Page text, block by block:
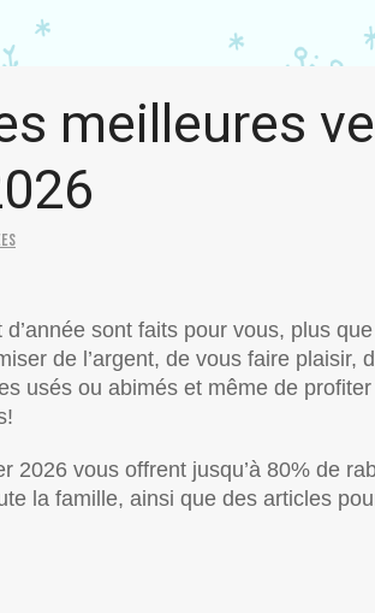
meilleures
sont faits pour vous, plus
de l’argent, de vous faire
usés ou abimés et même de
2026 vous offrent jusqu’à 80% de
la famille, ainsi que des articles